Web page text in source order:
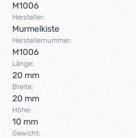
M1006
Hersteller:
Murmelkiste
Herstellernummer:
M1006
Länge:
20 mm
Breite:
20 mm
Höhe:
10 mm
Gewicht: